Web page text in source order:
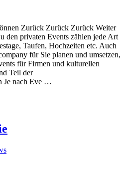
Zurück Zurück Zurück Weiter
den privaten Events zählen jede Art
Taufen, Hochzeiten etc. Auch
für Sie planen und umsetzen,
für Firmen und kulturellen
Teil der
Je nach Eve …